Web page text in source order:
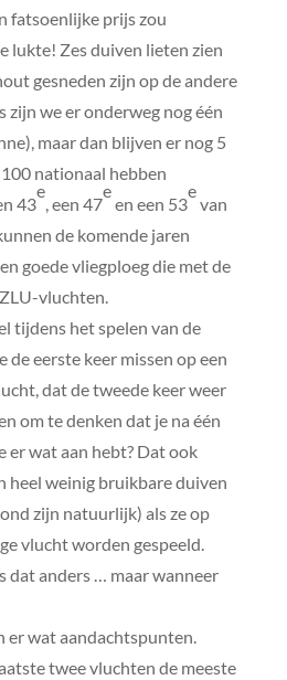
fatsoenlijke prijs zou
lukte! Zes duiven lieten zien
gesneden zijn op de andere
zijn we er onderweg nog één
maar dan blijven er nog 5
nationaal hebben
43
e
, een 47
e
en een 53
e
van
de komende jaren
goede vliegploeg die met de
vluchten.
tijdens het spelen van de
de eerste keer missen op een
dat de tweede keer weer
om te denken dat je na één
er wat aan hebt? Dat ook
heel weinig bruikbare duiven
zijn natuurlijk) als ze op
vlucht worden gespeeld.
dat anders … maar wanneer
er wat aandachtspunten.
twee vluchten de meeste